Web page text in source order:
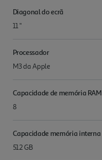
Diagonal do ecrã
11 "
Processador
M3 da Apple
Capacidade de memória RAM
8
Capacidade memória interna
512 GB